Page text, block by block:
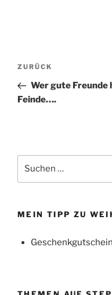
Vorheriger
Beitrag
ZURÜCK
Wer gute Freunde
Feinde….
nach:
MEIN TIPP ZU